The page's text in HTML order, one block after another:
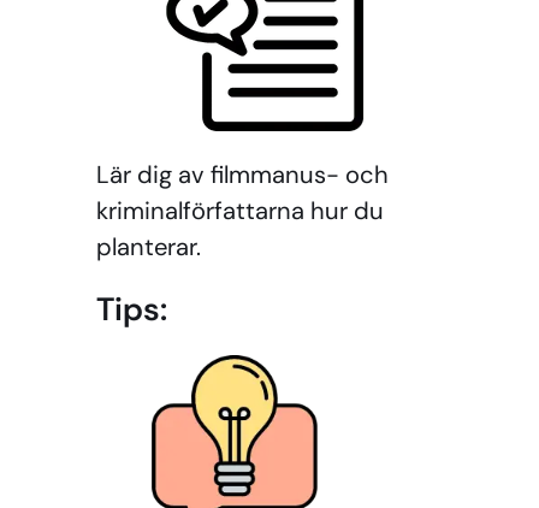
Lär dig av filmmanus- och
kriminalförfattarna hur du
planterar.
Tips: